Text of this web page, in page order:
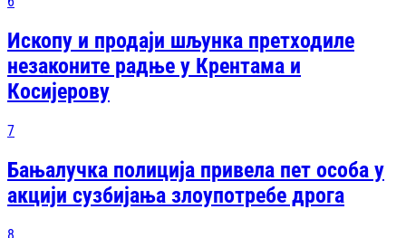
Ископу и продаји шљунка претходиле
незаконите радње у Крентама и
Косијерову
7
Бањалучка полиција привела пет особа у
акцији сузбијања злоупотребе дрога